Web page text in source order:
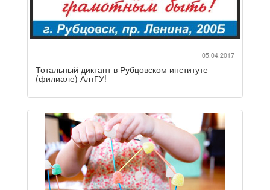
05.04.2017
Тотальный диктант в Рубцовском институте
(филиале) АлтГУ!